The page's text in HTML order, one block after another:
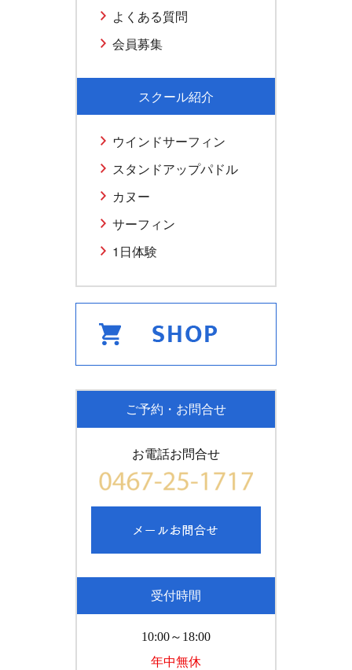
よくある質問
会員募集
スクール紹介
ウインドサーフィン
スタンドアップパドル
カヌー
サーフィン
1日体験
ご予約・お問合せ
お電話お問合せ
受付時間
10:00～18:00
年中無休